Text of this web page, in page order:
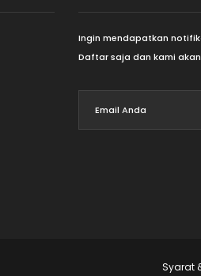
Ingin mendapatkan
Daftar saja dan kami
Syarat